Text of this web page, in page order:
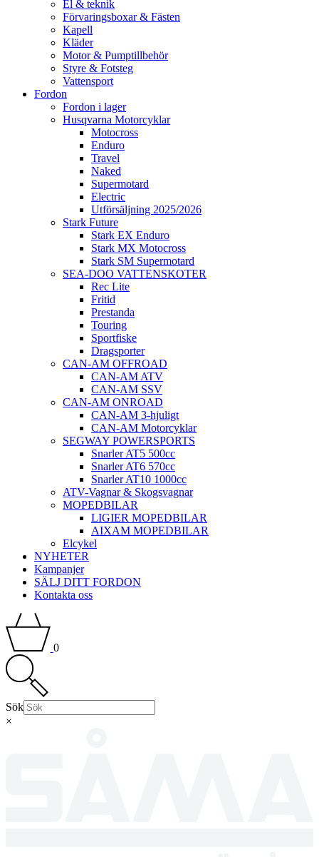
El & teknik
Förvaringsboxar & Fästen
Kapell
Kläder
Motor & Pumptillbehör
Styre & Fotsteg
Vattensport
Fordon
Fordon i lager
Husqvarna Motorcyklar
Motocross
Enduro
Travel
Naked
Supermotard
Electric
Utförsäljning 2025/2026
Stark Future
Stark EX Enduro
Stark MX Motocross
Stark SM Supermotard
SEA-DOO VATTENSKOTER
Rec Lite
Fritid
Prestanda
Touring
Sportfiske
Dragsporter
CAN-AM OFFROAD
CAN-AM ATV
CAN-AM SSV
CAN-AM ONROAD
CAN-AM 3-hjuligt
CAN-AM Motorcyklar
SEGWAY POWERSPORTS
Snarler AT5 500cc
Snarler AT6 570cc
Snarler AT10 1000cc
ATV-Vagnar & Skogsvagnar
MOPEDBILAR
LIGIER MOPEDBILAR
AIXAM MOPEDBILAR
Elcykel
NYHETER
Kampanjer
SÄLJ DITT FORDON
Kontakta oss
0
Sök
×